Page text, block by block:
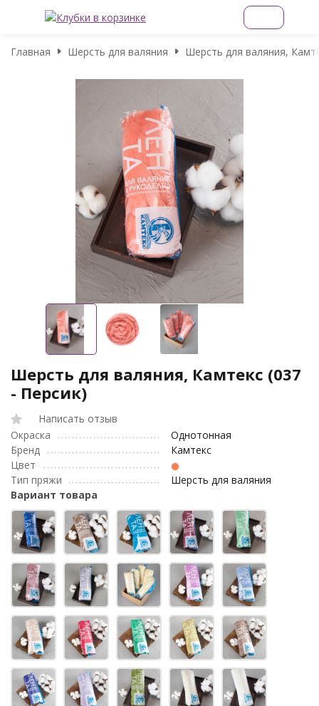
Главная Шерсть для валяния Шерсть для валяния,
Шерсть для валяния, Камтекс (037
- Персик)
Написать отзыв
Окраска
Однотонная
Бренд
Камтекс
Цвет
Тип пряжи
Шерсть для валяния
Вариант товара